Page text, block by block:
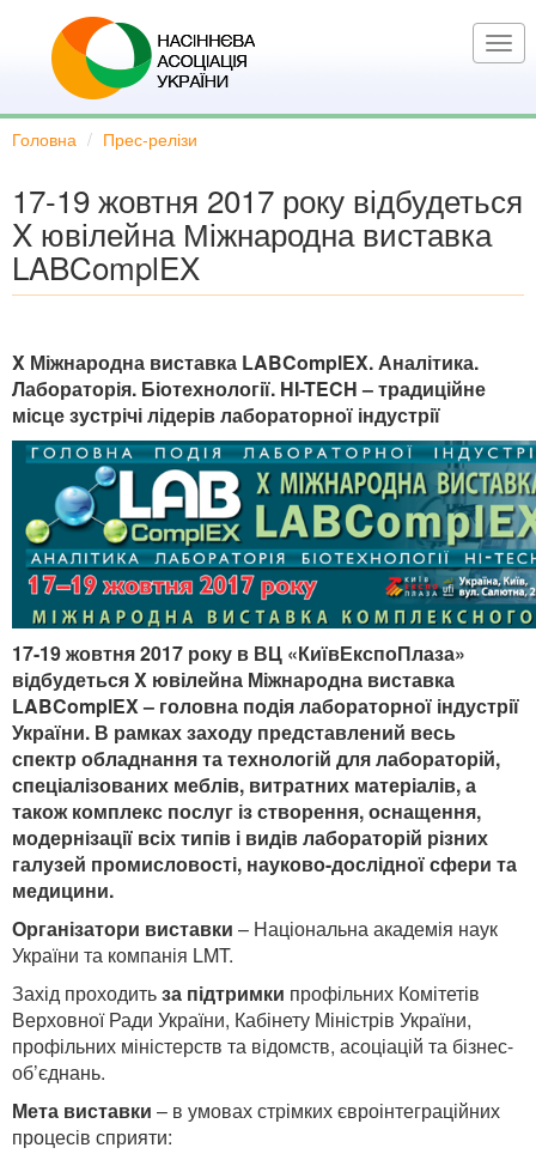
основного
Головна Прес-релізи
17-19 жовтня 2017 року відбудеться
X ювілейна Міжнародна виставка
LABComplEX
X Міжнародна виставка LABComplEX. Аналітика.
Лабораторія. Біотехнології. HI-TECH – традиційне
місце зустрічі лідерів лабораторної індустрії
17-19 жовтня 2017 року в ВЦ «КиївЕкспоПлаза»
відбудеться X ювілейна Міжнародна виставка
LABComplEX – головна подія лабораторної індустрії
України. В рамках заходу представлений весь
спектр обладнання та технологій для лабораторій,
спеціалізованих меблів, витратних матеріалів, а
також комплекс послуг із створення, оснащення,
модернізації всіх типів і видів лабораторій різних
галузей промисловості, науково-дослідної сфери та
медицини.
Організатори виставки – Національна академія наук
України та компанія LMT.
Захід проходитьза підтримки профільних Комітетів
Верховної Ради України, Кабінету Міністрів України,
профільних міністерств та відомств, асоціацій та бізнес-
об’єднань.
Мета виставки – в умовах стрімких євроінтеграційних
процесів сприяти: